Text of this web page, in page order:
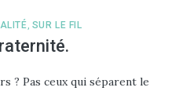
SUR LE FIL
? Pas ceux qui séparent le